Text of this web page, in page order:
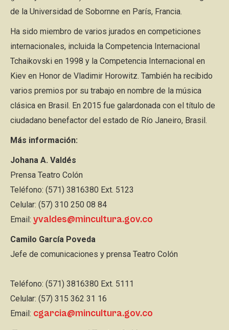
de la Universidad de Sobornne en París, Francia.
Ha sido miembro de varios jurados en competiciones
internacionales, incluida la Competencia Internacional
Tchaikovski en 1998 y la Competencia Internacional en
Kiev en Honor de Vladimir Horowitz. También ha recibido
varios premios por su trabajo en nombre de la música
clásica en Brasil. En 2015 fue galardonada con el título de
ciudadano benefactor del estado de Río Janeiro, Brasil.
Más información:
Johana A. Valdés
Prensa Teatro Colón
Teléfono: (571) 3816380 Ext. 5123
Celular: (57) 310 250 08 84
Email: yvaldes@mincultura.gov.co
Camilo García Poveda
Jefe de comunicaciones y prensa Teatro Colón
Teléfono: (571) 3816380 Ext. 5111
Celular: (57) 315 362 31 16
Email: cgarcia@mincultura.gov.co